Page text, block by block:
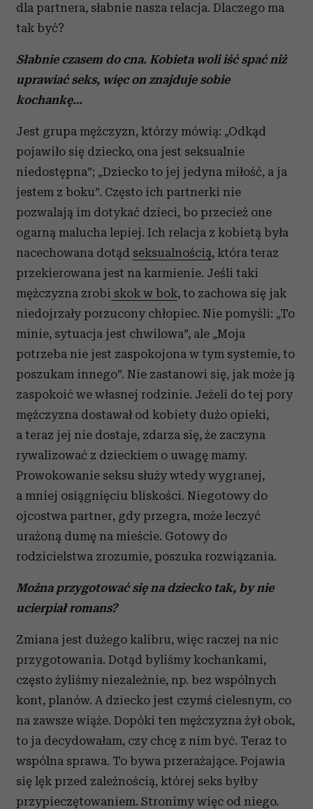
dla partnera, słabnie nasza relacja. Dlaczego ma
tak być?
Słabnie czasem do cna. Kobieta woli iść spać niż
uprawiać seks, więc on znajduje sobie
kochankę…
Jest grupa mężczyzn, którzy mówią: „Odkąd
pojawiło się dziecko, ona jest seksualnie
niedostępna”; „Dziecko to jej jedyna miłość, a ja
jestem z boku”. Często ich partnerki nie
pozwalają im dotykać dzieci, bo przecież one
ogarną malucha lepiej. Ich relacja z kobietą była
nacechowana dotąd seksualnością, która teraz
przekierowana jest na karmienie. Jeśli taki
mężczyzna zrobi skok w bok, to zachowa się jak
niedojrzały porzucony chłopiec. Nie pomyśli: „To
minie, sytuacja jest chwilowa”, ale „Moja
potrzeba nie jest zaspokojona w tym systemie, to
poszukam innego”. Nie zastanowi się, jak może ją
zaspokoić we własnej rodzinie. Jeżeli do tej pory
mężczyzna dostawał od kobiety dużo opieki,
a teraz jej nie dostaje, zdarza się, że zaczyna
rywalizować z dzieckiem o uwagę mamy.
Prowokowanie seksu służy wtedy wygranej,
a mniej osiągnięciu bliskości. Niegotowy do
ojcostwa partner, gdy przegra, może leczyć
urażoną dumę na mieście. Gotowy do
rodzicielstwa zrozumie, poszuka rozwiązania.
Można przygotować się na dziecko tak, by nie
ucierpiał romans?
Zmiana jest dużego kalibru, więc raczej na nic
przygotowania. Dotąd byliśmy kochankami,
często żyliśmy niezależnie, np. bez wspólnych
kont, planów. A dziecko jest czymś cielesnym, co
na zawsze wiąże. Dopóki ten mężczyzna żył obok,
to ja decydowałam, czy chcę z nim być. Teraz to
wspólna sprawa. To bywa przerażające. Pojawia
się lęk przed zależnością, której seks byłby
przypieczętowaniem. Stronimy więc od niego.